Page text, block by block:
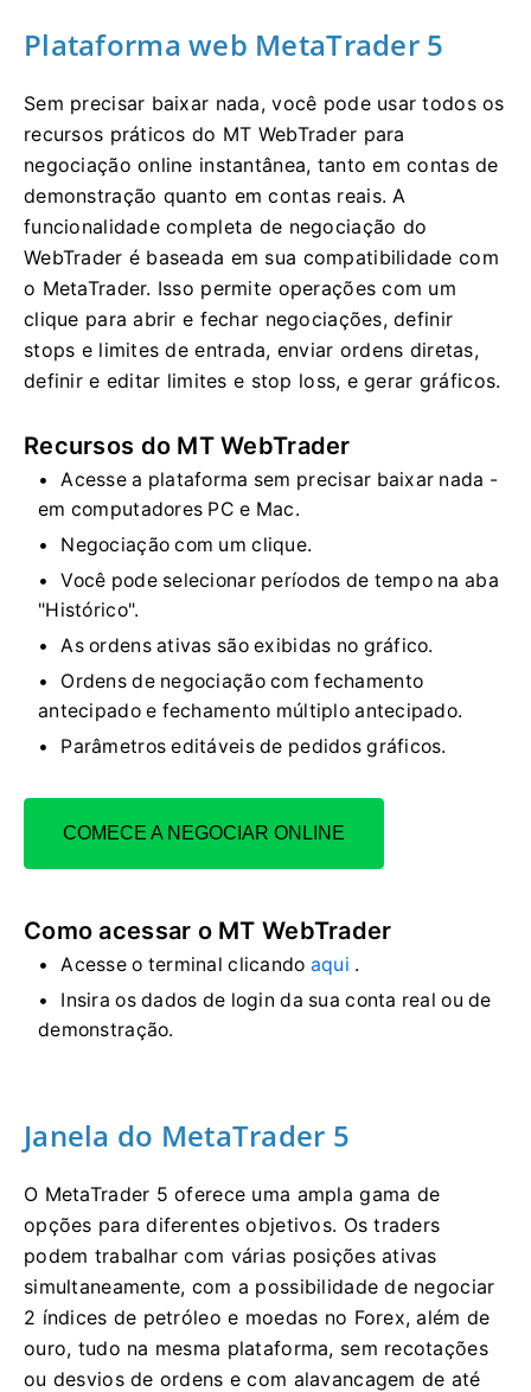
Plataforma web MetaTrader 5
Sem precisar baixar nada, você pode usar todos os
recursos práticos do MT WebTrader para
negociação online instantânea, tanto em contas de
demonstração quanto em contas reais. A
funcionalidade completa de negociação do
WebTrader é baseada em sua compatibilidade com
o MetaTrader. Isso permite operações com um
clique para abrir e fechar negociações, definir
stops e limites de entrada, enviar ordens diretas,
definir e editar limites e stop loss, e gerar gráficos.
Recursos do MT WebTrader
Acesse a plataforma sem precisar baixar nada -
em computadores PC e Mac.
Negociação com um clique.
Você pode selecionar períodos de tempo na aba
"Histórico".
As ordens ativas são exibidas no gráfico.
Ordens de negociação com fechamento
antecipado e fechamento múltiplo antecipado.
Parâmetros editáveis ​​de pedidos gráficos.
COMECE A NEGOCIAR ONLINE
Como acessar o MT WebTrader
Acesse o terminal clicando aqui .
Insira os dados de login da sua conta real ou de
demonstração.
Janela do MetaTrader 5
O MetaTrader 5 oferece uma ampla gama de
opções para diferentes objetivos. Os traders
podem trabalhar com várias posições ativas
simultaneamente, com a possibilidade de negociar
2 índices de petróleo e moedas no Forex, além de
ouro, tudo na mesma plataforma, sem recotações
ou desvios de ordens e com alavancagem de até